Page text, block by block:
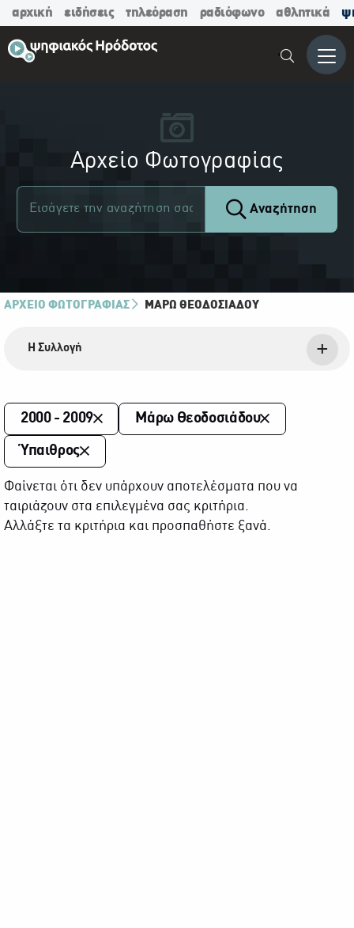
αρχική ειδήσεις τηλεόραση ραδιόφωνο αθλητικά
Μενού
Αρχείο Φωτογραφίας
Αναζήτηση
ΑΡΧΕΙΟ ΦΩΤΟΓΡΑΦΙΑΣ ΜΆΡΩ ΘΕΟΔΟΣΙΆΔΟΥ
Η Συλλογή
2000 - 2009 Μάρω Θεοδοσιάδου
Ύπαιθρος
Φαίνεται ότι δεν υπάρχουν αποτελέσματα που να
ταιριάζουν στα επιλεγμένα σας κριτήρια.
Αλλάξτε τα κριτήρια και προσπαθήστε ξανά.